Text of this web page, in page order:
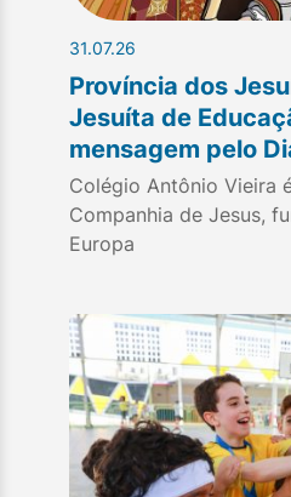
31.07.26
Província dos
Jesuíta de
mensagem pelo
Colégio Antônio Vieira
Companhia de Jesus,
Europa